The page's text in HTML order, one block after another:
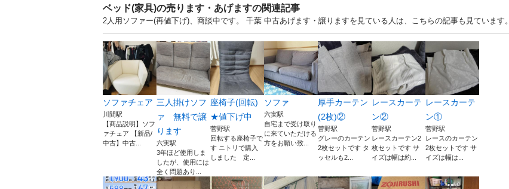
ベッド(家具)の売ります・あげますの関連記事
2人用ソファー(再値下げ)、商談中です。 千葉 中古あげます・譲りますを見ている人は、こちらの記事も見ています。
ソファチェア
川間駅
【商品説明】ソフ
ァチェア 【新品/
中古】中古...
三人掛けソフ
ァ 無料で譲
ります
六実駅
3年ほど使用しま
したが、使用には
全く問題あり...
座椅子(回転)
★値下げ中
菅野駅
回転する座椅子で
す ニトリで購入
しました 定...
ソファ
六実駅
自宅まで受け取り
に来ていただける
方をお願い致...
厚手カーテン
(2枚)②
菅野駅
グレーのカーテン
2枚セットです タ
ッセルも2...
レースカーテ
ン②
菅野駅
レースカーテン2
枚セットです サ
イズは幅は約...
レースカーテ
ン①
菅野駅
レースのカーテン
2枚セットです サ
イズは幅は...